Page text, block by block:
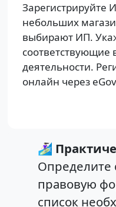
небольших
выбирают ИП.
деятельности.
онлайн через
🏄🏻‍♀️
Определите
правовую
список